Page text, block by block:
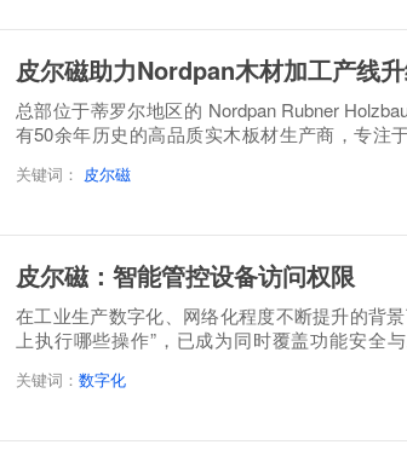
皮尔磁助力Nordpan木材加工产线
总部位于蒂罗尔地区的 Nordpan Rubner
有50余年历史的高品质实木板材生产商，专注
关键词： 皮尔磁
皮尔磁：智能管控设备访问权限
在工业生产数字化、网络化程度不断提升的背
上执行哪些操作”，已成为同时覆盖功能安全
关键词： 数字化